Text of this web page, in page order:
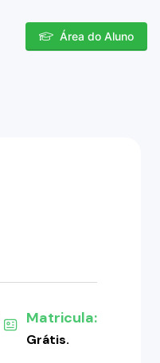
Área do Aluno
Matricula:
Grátis.